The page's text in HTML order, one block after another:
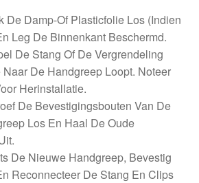
De Damp-Of Plasticfolie Los (Indien
Leg De Binnenkant Beschermd.
De Stang Of De Vergrendeling
De Handgreep Loopt. Noteer
Herinstallatie.
De Bevestigingsbouten Van De
Los En Haal De Oude
De Nieuwe Handgreep, Bevestig
Reconnecteer De Stang En Clips